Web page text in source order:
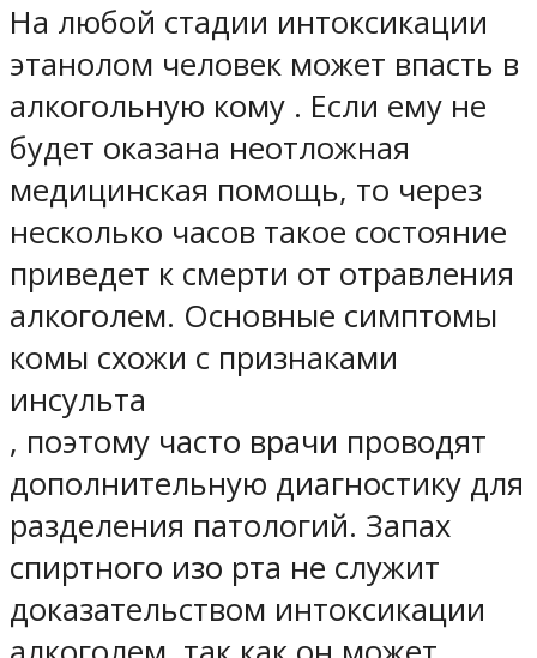
На любой стадии интоксикации
этанолом человек может впасть в
алкогольную кому . Если ему не
будет оказана неотложная
медицинская помощь, то через
несколько часов такое состояние
приведет к смерти от отравления
алкоголем. Основные симптомы
комы схожи с признаками
инсульта
, поэтому часто врачи проводят
дополнительную диагностику для
разделения патологий. Запах
спиртного изо рта не служит
доказательством интоксикации